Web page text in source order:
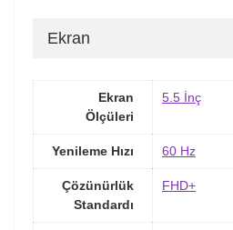
Ekran
Ekran
Ölçüleri
5.5 İnç
Yenileme Hızı 60 Hz
Çözünürlük
Standardı
FHD+